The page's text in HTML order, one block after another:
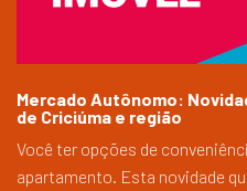
Mercado Autônomo:
de Criciúma e região
Você ter opções de
apartamento. Esta novidade